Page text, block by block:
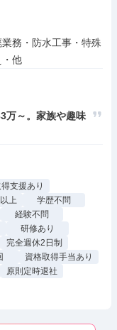
務・防水工事・特殊
・他
万～。家族や趣味
支援あり
上
学歴不問
経験不問
研修あり
完全週休2日制
資格取得手当あり
原則定時退社